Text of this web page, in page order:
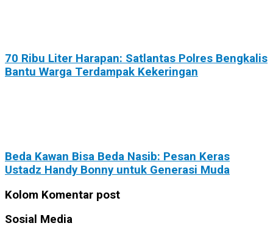
70 Ribu Liter Harapan: Satlantas Polres Bengkalis
Bantu Warga Terdampak Kekeringan
Beda Kawan Bisa Beda Nasib: Pesan Keras
Ustadz Handy Bonny untuk Generasi Muda
Kolom Komentar post
Sosial Media